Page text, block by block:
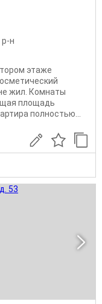
р-н
этаже
жил. Комнаты
площадь
полностью...